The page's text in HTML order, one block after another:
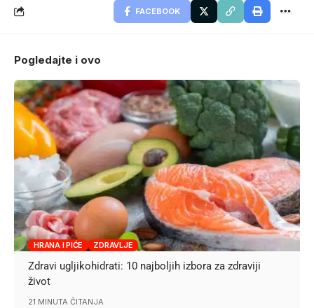
FACEBOOK
Pogledajte i ovo
HRANA I PIĆE ZDRAVLJE
Zdravi ugljikohidrati: 10 najboljih izbora za zdraviji
život
21 MINUTA ČITANJA